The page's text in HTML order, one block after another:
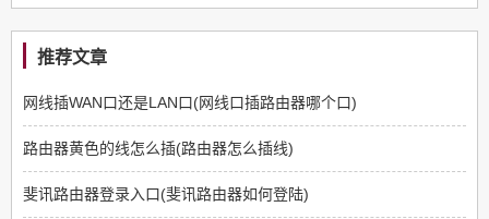
推荐文章
网线插WAN口还是LAN口(网线口插路由器哪个口)
路由器黄色的线怎么插(路由器怎么插线)
斐讯路由器登录入口(斐讯路由器如何登陆)